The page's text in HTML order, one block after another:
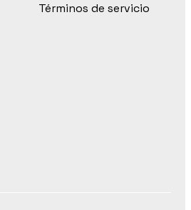
Términos de servicio